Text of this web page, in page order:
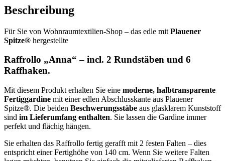
Beschreibung
Für Sie von Wohnraumtextilien-Shop – das edle mit Plauener
Spitze® hergestellte
Raffrollo „Anna“ – incl. 2 Rundstäben und 6
Raffhaken.
Mit diesem Produkt erhalten Sie eine moderne, halbtransparente
Fertiggardine mit einer edlen Abschlusskante aus Plauener
Spitze®. Die beiden Beschwerungsstäbe aus glasklarem Kunststoff
sind im Lieferumfang enthalten. Sie lassen die Gardine immer
perfekt und flächig hängen.
Sie erhalten das Raffrollo fertig gerafft mit 2 festen Falten – dies
entspricht einer Fertighöhe von 140 cm. Wenn Sie weitere Falten